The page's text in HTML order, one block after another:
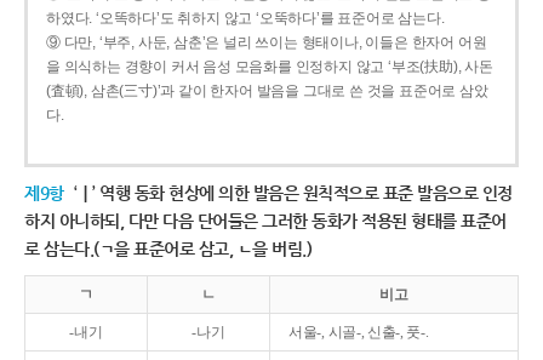
하였다. ‘오똑하다’도 취하지 않고 ‘오뚝하다’를 표준어로 삼는다.
⑨ 다만, ‘부주, 사둔, 삼춘’은 널리 쓰이는 형태이나, 이들은 한자어 어원
을 의식하는 경향이 커서 음성 모음화를 인정하지 않고 ‘부조(扶助), 사돈
(査頓), 삼촌(三寸)’과 같이 한자어 발음을 그대로 쓴 것을 표준어로 삼았
다.
제9항 ‘ㅣ’ 역행 동화 현상에 의한 발음은 원칙적으로 표준 발음으로 인정
하지 아니하되, 다만 다음 단어들은 그러한 동화가 적용된 형태를 표준어
로 삼는다.(ㄱ을 표준어로 삼고, ㄴ을 버림.)
ㄱ ㄴ 비고
-내기 -나기 서울-, 시골-, 신출-, 풋-.